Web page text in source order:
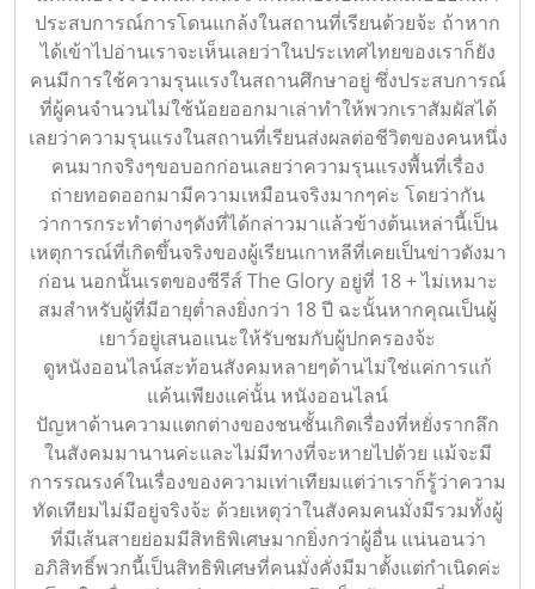
ประสบการณ์การโดนแกล้งในสถานที่เรียนด้วยจ้ะ ถ้าหาก
ได้เข้าไปอ่านเราจะเห็นเลยว่าในประเทศไทยของเราก็ยัง
คนมีการใช้ความรุนแรงในสถานศึกษาอยู่ ซึ่งประสบการณ์
ที่ผู้คนจำนวนไม่ใช้น้อยออกมาเล่าทำให้พวกเราสัมผัสได้
เลยว่าความรุนแรงในสถานที่เรียนส่งผลต่อชีวิตของคนหนึ่ง
คนมากจริงๆขอบอกก่อนเลยว่าความรุนแรงพื้นที่เรื่อง
ถ่ายทอดออกมามีความเหมือนจริงมากๆค่ะ โดยว่ากัน
ว่าการกระทำต่างๆดังที่ได้กล่าวมาแล้วข้างต้นเหล่านี้เป็น
เหตุการณ์ที่เกิดขึ้นจริงของผู้เรียนเกาหลีที่เคยเป็นข่าวดังมา
ก่อน นอกนั้นเรตของซีรีส์ The Glory อยู่ที่ 18 + ไม่เหมาะ
สมสำหรับผู้ที่มีอายุต่ำลงยิ่งกว่า 18 ปี ฉะนั้นหากคุณเป็นผู้
เยาว์อยู่เสนอแนะให้รับชมกับผู้ปกครองจ้ะ
ดูหนังออนไลน์สะท้อนสังคมหลายๆด้านไม่ใช่แค่การแก้
แค้นเพียงแค่นั้น หนังออนไลน์
ปัญหาด้านความแตกต่างของชนชั้นเกิดเรื่องที่หยั่งรากลึก
ในสังคมมานานค่ะและไม่มีทางที่จะหายไปด้วย แม้จะมี
การรณรงค์ในเรื่องของความเท่าเทียมแต่ว่าเราก็รู้ว่าความ
ทัดเทียมไม่มีอยู่จริงจ้ะ ด้วยเหตุว่าในสังคมคนมั่งมีรวมทั้งผู้
ที่มีเส้นสายย่อมมีสิทธิพิเศษมากยิ่งกว่าผู้อื่น แน่นอนว่า
อภิสิทธิ์พวกนี้เป็นสิทธิพิเศษที่คนมั่งคั่งมีมาตั้งแต่กำเนิดค่ะ